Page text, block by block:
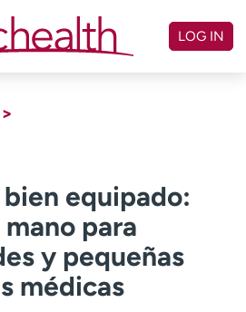
Referrals
Careers
LOG IN
equipado:
para
y pequeñas
médicas